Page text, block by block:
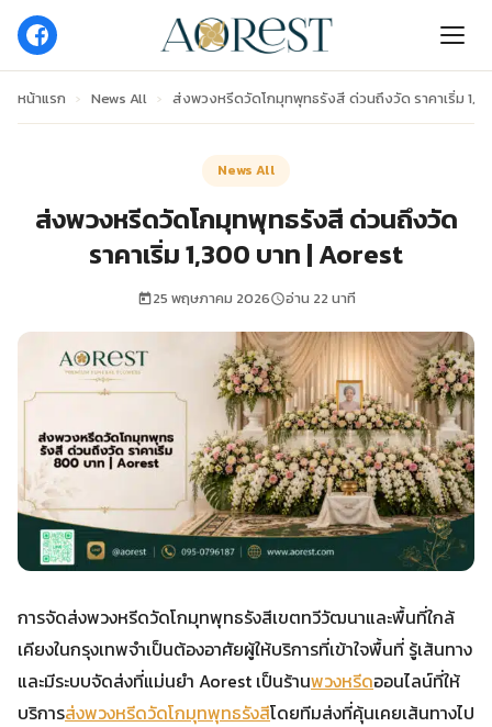
หน้าแรก › News All › ส่งพวงหรีดวัดโกมุทพุทธรังสี ด่วนถึงวัด ราคาเริ่ม
News All
ส่งพวงหรีดวัดโกมุทพุทธรังสี ด่วนถึงวัด
ราคาเริ่ม 1,300 บาท | Aorest
25 พฤษภาคม 2026 อ่าน 22 นาที
การจัดส่งพวงหรีดวัดโกมุทพุทธรังสีเขตทวีวัฒนาและพื้นที่ใกล้
เคียงในกรุงเทพจำเป็นต้องอาศัยผู้ให้บริการที่เข้าใจพื้นที่ รู้เส้นทาง
และมีระบบจัดส่งที่แม่นยำ Aorest เป็นร้านพวงหรีดออนไลน์ที่ให้
บริการส่งพวงหรีดวัดโกมุทพุทธรังสีโดยทีมส่งที่คุ้นเคยเส้นทางไป